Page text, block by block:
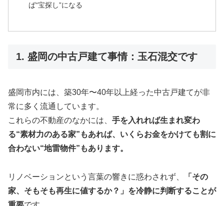
ば“宝探し”になる
1. 盛岡の中古戸建て事情：玉石混交です
盛岡市内には、築30年〜40年以上経った中古戸建てが非
常に多く流通しています。
これらの不動産のなかには、 手を入れれば生まれ変わ
る“素材力のある家”もあれば、いくらお金をかけても割に
合わない“地雷物件”もあります。
リノベーションという言葉の響きに惑わされず、
「その
家、そもそも再生に値するか？」を冷静に判断することが